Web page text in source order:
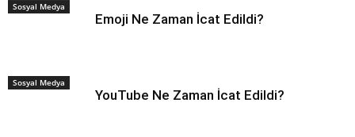
Sosyal Medya
Sosyal Medya
Emoji Ne Zaman İcat Edildi?
YouTube Ne Zaman İcat Edildi?